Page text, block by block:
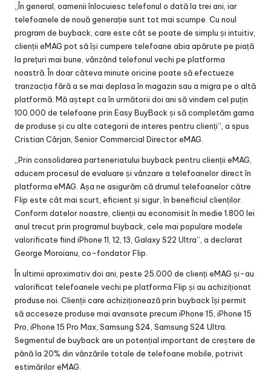
„În general, oamenii înlocuiesc telefonul o dată la trei ani, iar
telefoanele de nouă generație sunt tot mai scumpe. Cu noul
program de buyback, care este cât se poate de simplu și intuitiv,
clienții eMAG pot să își cumpere telefoane abia apărute pe piață
la prețuri mai bune, vânzând telefonul vechi pe platforma
noastră. În doar câteva minute oricine poate să efectueze
tranzacția fără a se mai deplasa în magazin sau a migra pe o altă
platformă. Mă aștept ca în următorii doi ani să vindem cel puțin
100.000 de telefoane prin Easy BuyBack și să completăm gama
de produse și cu alte categorii de interes pentru clienți”, a spus
Cristian Cârjan, Senior Commercial Director eMAG.
„Prin consolidarea parteneriatului buyback pentru clienții eMAG,
aducem procesul de evaluare și vânzare a telefoanelor direct în
platforma eMAG. Așa ne asigurăm că drumul telefoanelor către
Flip este cât mai scurt, eficient și sigur, în beneficiul clienților.
Conform datelor noastre, clienții au economisit în medie 1.800 lei
anul trecut prin programul buyback, cele mai populare modele
valorificate fiind iPhone 11, 12, 13, Galaxy S22 Ultra”, a declarat
George Moroianu, co-fondator Flip.
În ultimii aproximativ doi ani, peste 25.000 de clienți eMAG și-au
valorificat telefoanele vechi pe platforma Flip și au achiziționat
produse noi. Clienții care achiziționează prin buyback își permit
să acceseze produse mai avansate precum iPhone 15, iPhone 15
Pro, iPhone 15 Pro Max, Samsung S24, Samsung S24 Ultra.
Segmentul de buyback are un potențial important de creștere de
până la 20% din vânzările totale de telefoane mobile, potrivit
estimărilor eMAG.